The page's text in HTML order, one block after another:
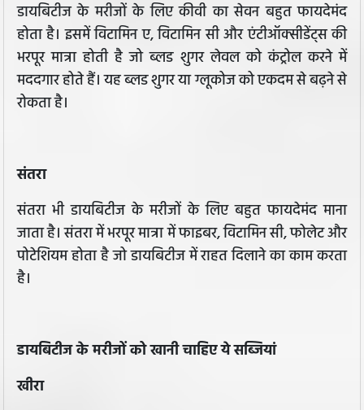
डायबिटीज के मरीजों के लिए कीवी का सेवन बहुत फायदेमंद
होता है। इसमें विटामिन ए, विटामिन सी और एंटीऑक्सीडेंट्स की
भरपूर मात्रा होती है जो ब्लड शुगर लेवल को कंट्रोल करने में
मददगार होते हैं। यह ब्लड शुगर या ग्लूकोज को एकदम से बढ़ने से
रोकता है।
संतरा
संतरा भी डायबिटीज के मरीजों के लिए बहुत फायदेमंद माना
जाता है। संतरा में भरपूर मात्रा में फाइबर, विटामिन सी, फोलेट और
पोटेशियम होता है जो डायबिटीज में राहत दिलाने का काम करता
है।
डायबिटीज के मरीजों को खानी चाहिए ये सब्जियां
खीरा